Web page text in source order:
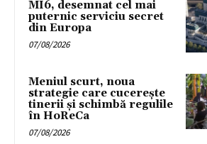
MI6, desemnat cel mai
puternic serviciu secret
din Europa
07/08/2026
Meniul scurt, noua
strategie care cucerește
tinerii și schimbă regulile
în HoReCa
07/08/2026